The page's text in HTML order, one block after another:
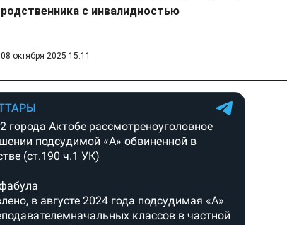
родственника с инвалидностью
08 октября 2025 15:11